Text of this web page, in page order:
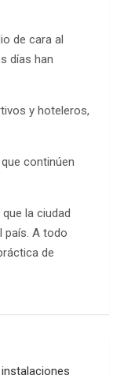
de cara al
días han
y hoteleros,
continúen
la ciudad
país. A todo
de